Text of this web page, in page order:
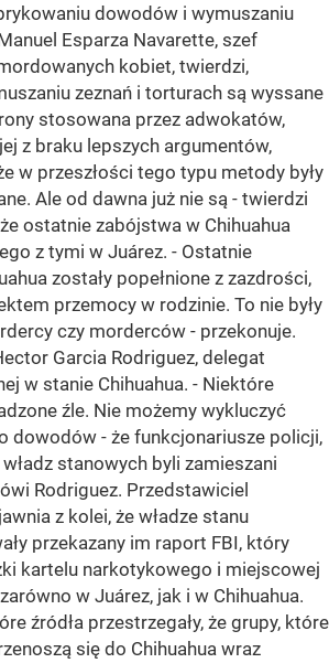
dowodów i wymuszaniu
Esparza Navarette, szef
kobiet, twierdzi,
zeznań i torturach są wyssane
stosowana przez adwokatów,
z braku lepszych argumentów,
w przeszłości tego typu metody były
Ale od dawna już nie są - twierdzi
ostatnie zabójstwa w Chihuahua
z tymi w Juárez. - Ostatnie
zostały popełnione z zazdrości,
przemocy w rodzinie. To nie były
czy morderców - przekonuje.
Garcia Rodriguez, delegat
w stanie Chihuahua. - Niektóre
źle. Nie możemy wykluczyć
dowodów - że funkcjonariusze policji,
stanowych byli zamieszani
Rodriguez. Przedstawiciel
z kolei, że władze stanu
przekazany im raport FBI, który
kartelu narkotykowego i miejscowej
w Juárez, jak i w Chihuahua.
źródła przestrzegały, że grupy, które
się do Chihuahua wraz